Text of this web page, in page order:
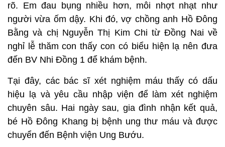
rõ. Em đau bụng nhiều hơn, môi nhợt nhạt như
người vừa ốm dậy. Khi đó, vợ chồng anh Hồ Đông
Bằng và chị Nguyễn Thị Kim Chi từ Đồng Nai về
nghỉ lễ thăm con thấy con có biểu hiện lạ nên đưa
đến BV Nhi Đồng 1 để khám bệnh.
Tại đây, các bác sĩ xét nghiệm máu thấy có dấu
hiệu lạ và yêu cầu nhập viện để làm xét nghiệm
chuyên sâu. Hai ngày sau, gia đình nhận kết quả,
bé Hồ Đông Khang bị bệnh ung thư máu và được
chuyển đến Bệnh viện Ung Bướu.